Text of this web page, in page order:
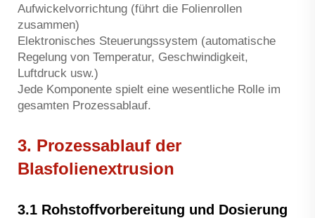
Aufwickelvorrichtung (führt die Folienrollen
zusammen)
Elektronisches Steuerungssystem (automatische
Regelung von Temperatur, Geschwindigkeit,
Luftdruck usw.)
Jede Komponente spielt eine wesentliche Rolle im
gesamten Prozessablauf.
3. Prozessablauf der
Blasfolienextrusion
3.1 Rohstoffvorbereitung und Dosierung